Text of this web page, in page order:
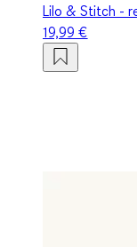
Lilo & Stitch -
19,99 €